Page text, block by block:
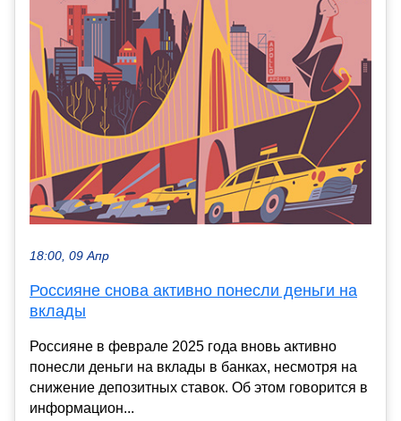
18:00, 09 Апр
Россияне снова активно понесли деньги на
вклады
Россияне в феврале 2025 года вновь активно
понесли деньги на вклады в банках, несмотря на
снижение депозитных ставок. Об этом говорится в
информацион...